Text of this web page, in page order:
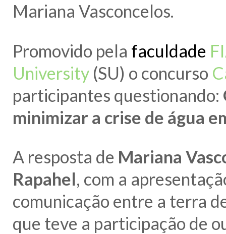
Mariana Vasconcelos.
Promovido pela faculdade
University (SU) o concurso
participantes questionando:
minimizar a crise de água
A resposta de Mariana
Rapahel, com a
comunicação entre a terra
que teve a participação de